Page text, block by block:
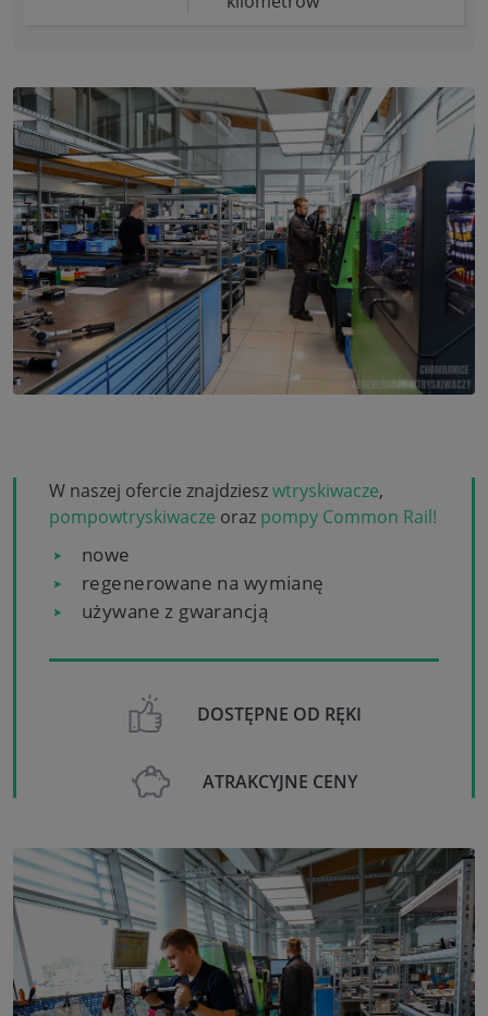
W naszej ofercie znajdzieszwtryskiwacze,
pompowtryskiwacze oraz pompy Common Rail!
nowe
regenerowane na wymianę
używane z gwarancją
DOSTĘPNE OD RĘKI
ATRAKCYJNE CENY